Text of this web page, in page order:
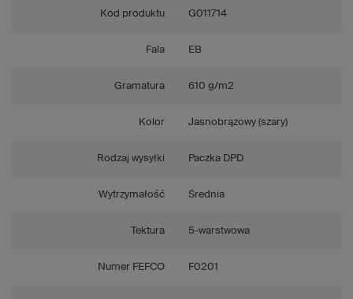
Kod produktu G011714
Fala EB
Gramatura 610 g/m2
Kolor Jasnobrązowy (szary)
Rodzaj wysyłki Paczka DPD
Wytrzymałość Średnia
Tektura 5-warstwowa
Numer FEFCO F0201